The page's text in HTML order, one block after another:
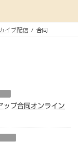
イブ配信 合同
ップ合同オンライン